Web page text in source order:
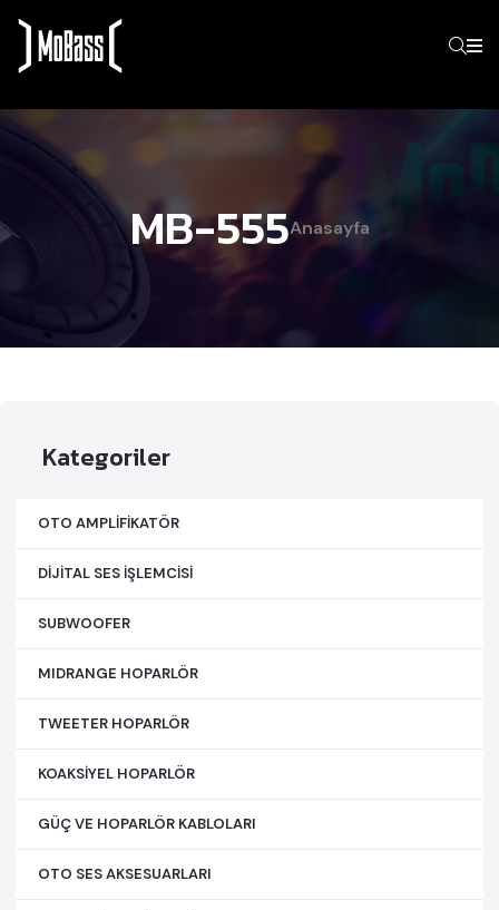
MB-555Anasayfa
Kategoriler
OTO AMPLİFİKATÖR
DİJİTAL SES İŞLEMCİSİ
SUBWOOFER
MIDRANGE HOPARLÖR
TWEETER HOPARLÖR
KOAKSİYEL HOPARLÖR
GÜÇ VE HOPARLÖR KABLOLARI
OTO SES AKSESUARLARI